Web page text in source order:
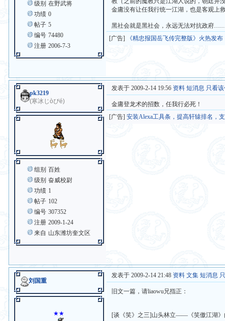
级别 在野武将
功绩 0
帖子 5
编号 74480
注册 2006-7-3
金庸没有让任我行统一江湖，也是客观
黑社会就是黑社会，永远无法对抗政府
[广告]
《精忠报国岳飞传完整版》火热发布
pk3219
(寒冰じòぴé)
组别 百姓
级别 奋威校尉
功绩 1
帖子 102
编号 307352
注册 2009-1-24
来自 山东潍坊奎文区
发表于 2009-2-14 19:56 资料 短消息 只看
金庸登龙术的招数，任我行必死！
[广告]安装Alexa工具条，提高轩辕排名，
刘国重
★★
发表于 2009-2-14 21:48 资料 文集 短消息
旧文一篇，请liaowu兄指正：
[谈《笑》之三]山头林立——《笑傲江湖》